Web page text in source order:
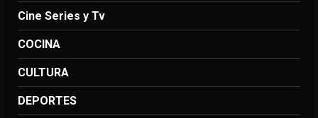
Cine Series y Tv
COCINA
CULTURA
DEPORTES